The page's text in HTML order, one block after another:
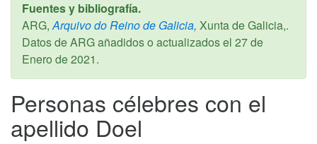
Fuentes y bibliografía.
ARG, Arquivo do Reino de Galicia, Xunta de Galicia,.
Datos de ARG añadidos o actualizados el 27 de
Enero de 2021.
Personas célebres con el
apellido Doel